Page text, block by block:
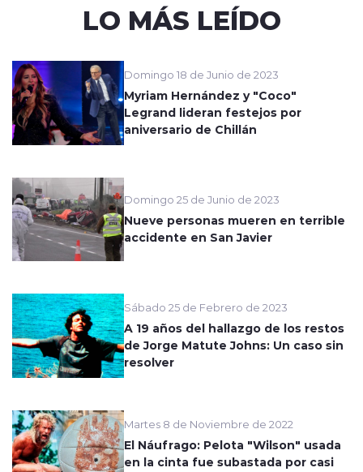
LO MÁS LEÍDO
Domingo 18 de Junio de 2023
Myriam Hernández y "Coco"
Legrand lideran festejos por
aniversario de Chillán
Domingo 25 de Junio de 2023
Nueve personas mueren en terrible
accidente en San Javier
Sábado 25 de Febrero de 2023
A 19 años del hallazgo de los restos
de Jorge Matute Johns: Un caso sin
resolver
Martes 8 de Noviembre de 2022
El Náufrago: Pelota "Wilson" usada
en la cinta fue subastada por casi